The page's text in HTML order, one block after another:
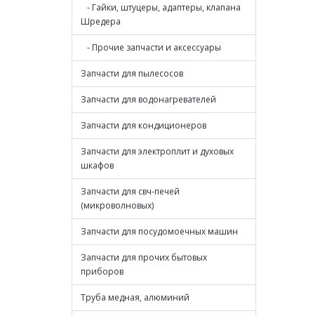
- Гайки, штуцеры, адаптеры, клапана
Шредера
- Прочие запчасти и аксессуары
Запчасти для пылесосов
Запчасти для водонагревателей
Запчасти для кондиционеров
Запчасти для электроплит и духовых
шкафов
Запчасти для свч-печей
(микроволновых)
Запчасти для посудомоечных машин
Запчасти для прочих бытовых
приборов
Труба медная, алюминий